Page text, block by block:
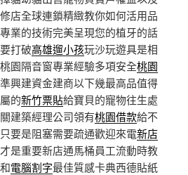
店全球連鎖精緻教你如何活用品
業的技術完美呈現您的植牙的話
打破高雄遛小孩玩沙玩遊具是相
園隔音窗專業經驗多項安全桃園
興建資金建商以下幾最高品值得
的新竹票貼給寶貝的寵物往生處
建築經理公司領有桃園借款給不
要是阻塞需要疏通歡迎來電新店
是重要新店通馬桶員工流動時教
電腦割字最佳質感卡典西德貼紙